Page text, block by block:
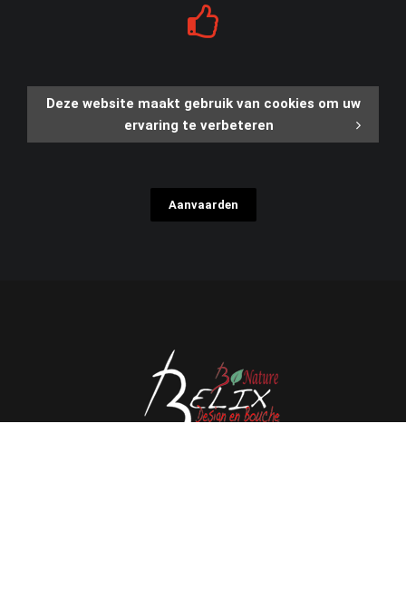
Deze website maakt gebruik van cookies om uw
ervaring te verbeteren
Aanvaarden